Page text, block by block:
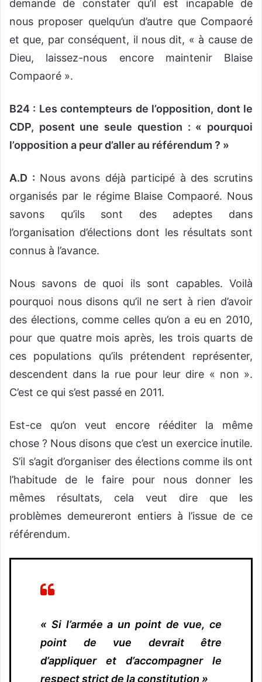
demande de constater qu’il est incapable de
nous proposer quelqu’un d’autre que Compaoré
et que, par conséquent, il nous dit, « à cause de
Dieu, laissez-nous encore maintenir Blaise
Compaoré ».
B24 : Les contempteurs de l’opposition, dont le
CDP, posent une seule question : « pourquoi
l’opposition a peur d’aller au référendum ? »
A.D : Nous avons déjà participé à des scrutins
organisés par le régime Blaise Compaoré. Nous
savons qu’ils sont des adeptes dans
l’organisation d’élections dont les résultats sont
connus à l’avance.
Nous savons de quoi ils sont capables. Voilà
pourquoi nous disons qu’il ne sert à rien d’avoir
des élections, comme celles qu’on a eu en 2010,
pour que quatre mois après, les trois quarts de
ces populations qu’ils prétendent représenter,
descendent dans la rue pour leur dire « non ».
C’est ce qui s’est passé en 2011.
Est-ce qu’on veut encore rééditer la même
chose ? Nous disons que c’est un exercice inutile.
S’il s’agit d’organiser des élections comme ils ont
l’habitude de le faire pour nous donner les
mêmes résultats, cela veut dire que les
problèmes demeureront entiers à l’issue de ce
référendum.
« Si l’armée a un point de vue, ce
point de vue devrait être
d’appliquer et d’accompagner le
respect strict de la constitution »